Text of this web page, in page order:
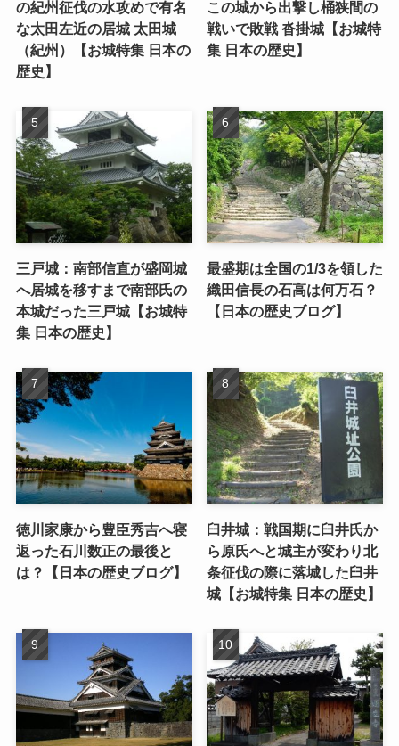
の紀州征伐の水攻めで有名
な太田左近の居城 太田城
（紀州）【お城特集 日本の
歴史】
この城から出撃し桶狭間の
戦いで敗戦 沓掛城【お城特
集 日本の歴史】
三戸城：南部信直が盛岡城
へ居城を移すまで南部氏の
本城だった三戸城【お城特
集 日本の歴史】
最盛期は全国の1/3を領した
織田信長の石高は何万石？
【日本の歴史ブログ】
徳川家康から豊臣秀吉へ寝
返った石川数正の最後と
は？【日本の歴史ブログ】
臼井城：戦国期に臼井氏か
ら原氏へと城主が変わり北
条征伐の際に落城した臼井
城【お城特集 日本の歴史】